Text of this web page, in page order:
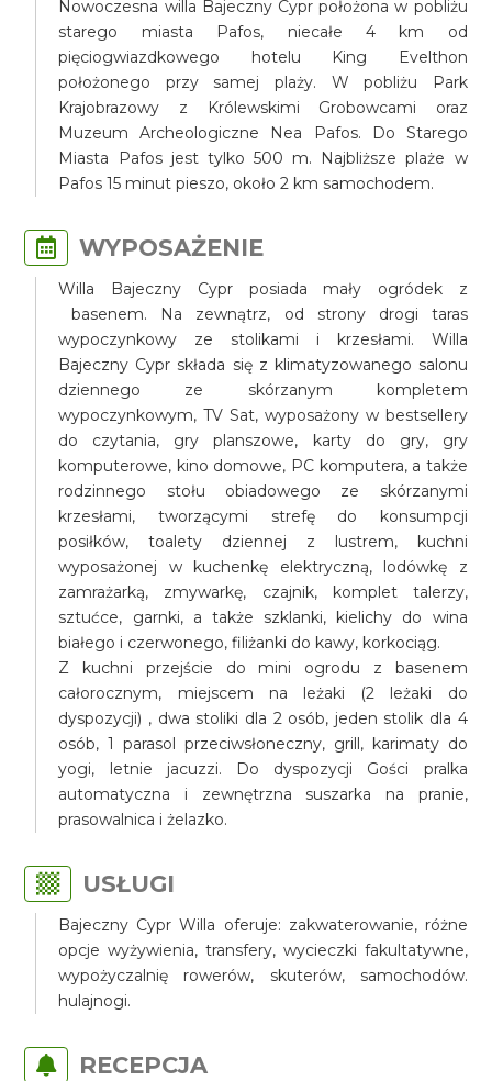
Nowoczesna willa Bajeczny Cypr położona w pobliżu
starego miasta Pafos, niecałe 4 km od
pięciogwiazdkowego hotelu King Evelthon
położonego przy samej plaży. W pobliżu Park
Krajobrazowy z Królewskimi Grobowcami oraz
Muzeum Archeologiczne Nea Pafos. Do Starego
Miasta Pafos jest tylko 500 m. Najbliższe plaże w
Pafos 15 minut pieszo, około 2 km samochodem.
WYPOSAŻENIE
Willa Bajeczny Cypr posiada mały ogródek z
basenem. Na zewnątrz, od strony drogi taras
wypoczynkowy ze stolikami i krzesłami. Willa
Bajeczny Cypr składa się z klimatyzowanego salonu
dziennego ze skórzanym kompletem
wypoczynkowym, TV Sat, wyposażony w bestsellery
do czytania, gry planszowe, karty do gry, gry
komputerowe, kino domowe, PC komputera, a także
rodzinnego stołu obiadowego ze skórzanymi
krzesłami, tworzącymi strefę do konsumpcji
posiłków, toalety dziennej z lustrem, kuchni
wyposażonej w kuchenkę elektryczną, lodówkę z
zamrażarką, zmywarkę, czajnik, komplet talerzy,
sztućce, garnki, a także szklanki, kielichy do wina
białego i czerwonego, filiżanki do kawy, korkociąg.
Z kuchni przejście do mini ogrodu z basenem
całorocznym, miejscem na leżaki (2 leżaki do
dyspozycji) , dwa stoliki dla 2 osób, jeden stolik dla 4
osób, 1 parasol przeciwsłoneczny, grill, karimaty do
yogi, letnie jacuzzi. Do dyspozycji Gości pralka
automatyczna i zewnętrzna suszarka na pranie,
prasowalnica i żelazko.
USŁUGI
Bajeczny Cypr Willa oferuje: zakwaterowanie, różne
opcje wyżywienia, transfery, wycieczki fakultatywne,
wypożyczalnię rowerów, skuterów, samochodów.
hulajnogi.
RECEPCJA